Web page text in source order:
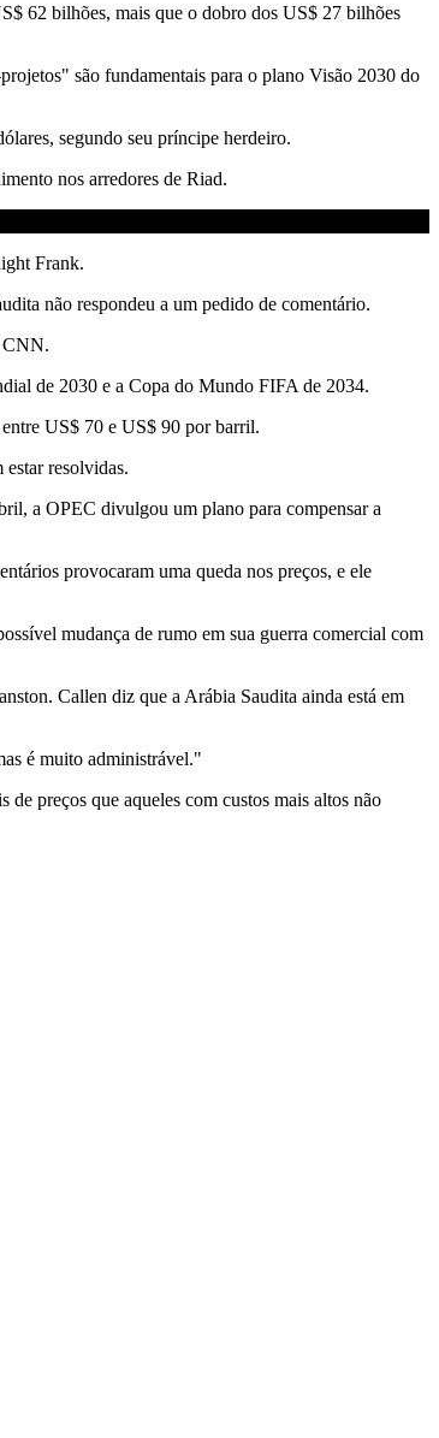
62 bilhões, mais que o dobro dos US$ 27 bilhões
são fundamentais para o plano Visão 2030 do
segundo seu príncipe herdeiro.
nos arredores de Riad.
Frank.
não respondeu a um pedido de comentário.
CNN.
de 2030 e a Copa do Mundo FIFA de 2034.
US$ 70 e US$ 90 por barril.
resolvidas.
a OPEC divulgou um plano para compensar a
provocaram uma queda nos preços, e ele
mudança de rumo em sua guerra comercial com
Callen diz que a Arábia Saudita ainda está em
é muito administrável."
preços que aqueles com custos mais altos não